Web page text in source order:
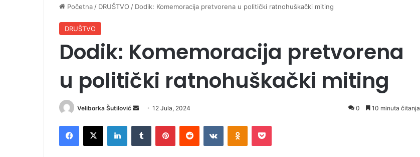
Početna / DRUŠTVO / Dodik: Komemoracija pretvorena u politički ratnohuškački miting
DRUŠTVO
Dodik: Komemoracija pretvorena
u politički ratnohuškački miting
Veliborka Šutilović
n
12 Jula, 2024 0 10 minuta čitanja